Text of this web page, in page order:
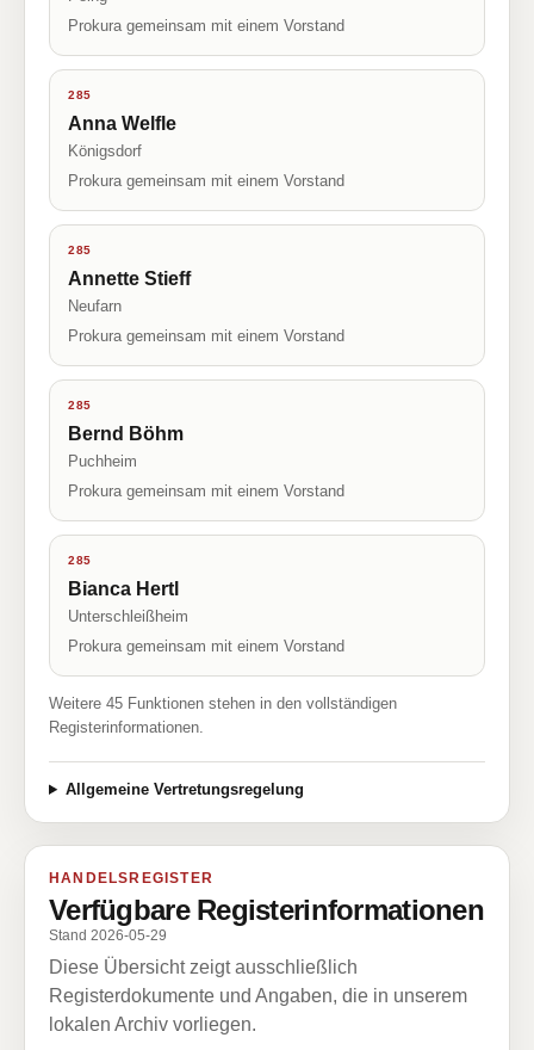
Prokura gemeinsam mit einem Vorstand
285
Anna Welfle
Königsdorf
Prokura gemeinsam mit einem Vorstand
285
Annette Stieff
Neufarn
Prokura gemeinsam mit einem Vorstand
285
Bernd Böhm
Puchheim
Prokura gemeinsam mit einem Vorstand
285
Bianca Hertl
Unterschleißheim
Prokura gemeinsam mit einem Vorstand
Weitere 45 Funktionen stehen in den vollständigen
Registerinformationen.
Allgemeine Vertretungsregelung
HANDELSREGISTER
Verfügbare Registerinformationen
Stand 2026-05-29
Diese Übersicht zeigt ausschließlich
Registerdokumente und Angaben, die in unserem
lokalen Archiv vorliegen.